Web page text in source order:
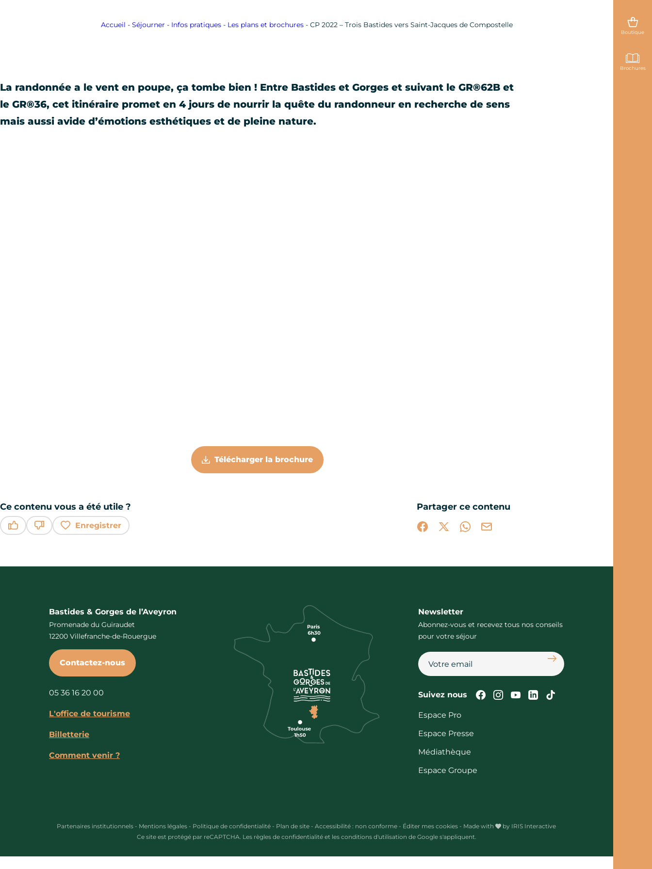
Accueil - Séjourner - Infos pratiques - Les plans et brochures - CP 2022 – Trois Bastides vers Saint-Jacques de Compostelle
Boutique
Brochures
La randonnée a le vent en poupe, ça tombe bien ! Entre Bastides et Gorges et suivant le GR®62B et
le GR®36, cet itinéraire promet en 4 jours de nourrir la quête du randonneur en recherche de sens
mais aussi avide d’émotions esthétiques et de pleine nature.
Télécharger la brochure
Ce contenu vous a été utile ?
Enregistrer
Partager ce contenu
Partager sur Facebook (nouvelle fenêtre)
Partager sur X / Twitter (nouvelle fenêtre)
Partager sur WhatsApp
Partager par mail
Bastides & Gorges de l’Aveyron
Promenade du Guiraudet
12200 Villefranche-de-Rouergue
Contactez-nous
05 36 16 20 00
L'office de tourisme
Billetterie
Comment venir ?
Newsletter
Abonnez-vous et recevez tous nos conseils
pour votre séjour
S'abonner
Suivez nous Suivez-nous sur Facebook
Suivez-nous sur Instagram
Suivez-nous sur Youtube
Suivez-nous sur
Espace Pro
Espace Presse
Médiathèque
Espace Groupe
Partenaires institutionnels - Mentions légales - Politique de confidentialité - Plan de site - Accessibilité : non conforme - Éditer mes cookies - Made with by IRIS Interactive
Ce site est protégé par reCAPTCHA. Les règles de confidentialitéet les conditions d'utilisation de Google s'appliquent.